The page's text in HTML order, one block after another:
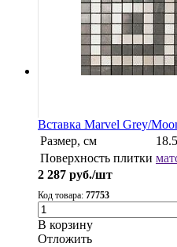
Вставка Marvel Grey/
Размер, см
Поверхность плитки
2 287 руб./шт
Код товара: 77753
В корзину
Oтложить